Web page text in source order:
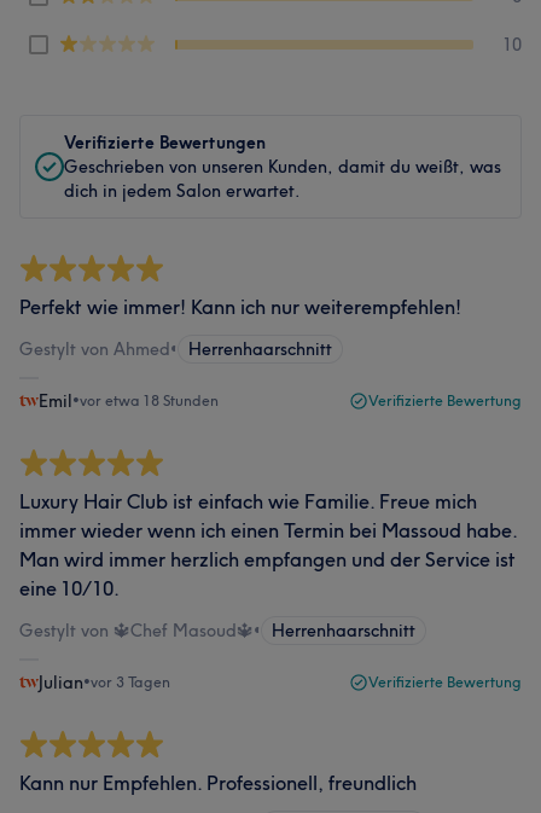
10
Verifizierte Bewertungen
Geschrieben von unseren Kunden, damit du weißt, was
dich in jedem Salon erwartet.
Perfekt wie immer! Kann ich nur weiterempfehlen!
Gestylt von Ahmed• Herrenhaarschnitt
Emil•vor etwa 18 Stunden Verifizierte Bewertung
Luxury Hair Club ist einfach wie Familie. Freue mich
immer wieder wenn ich einen Termin bei Massoud habe.
Man wird immer herzlich empfangen und der Service ist
eine 10/10.
Gestylt von 🔱Chef Masoud🔱• Herrenhaarschnitt
Julian•vor 3 Tagen Verifizierte Bewertung
Kann nur Empfehlen. Professionell, freundlich